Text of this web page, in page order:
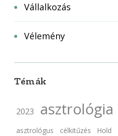
Vállalkozás
Vélemény
Témák
2023 asztrológia
asztrológus célkitűzés Hold